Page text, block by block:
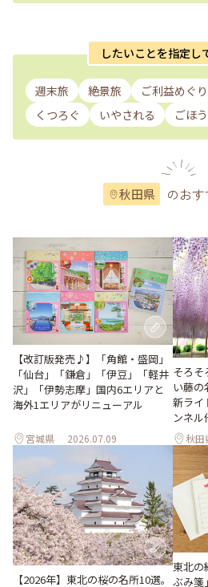
したいことを指定し
週末旅 絶景旅 ご利益めぐり
くつろぐ
いやされる ごほ
秋田県 のお
【改訂版発売♪】「角館・盛岡」
「仙台」「鎌倉」「伊豆」「軽井
沢」「伊勢志摩」国内6エリアと
海外1エリアがリニューアル
宮城県 2026.07.09
そろ
い藤の
新ライ
ンネル
秋田
【2026年】東北の桜の名所10選。
東北
ぶみ箋